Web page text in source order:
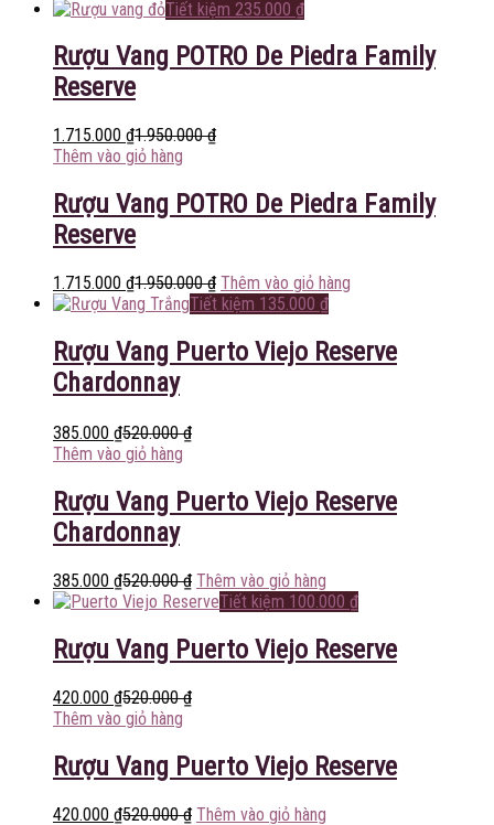
Tiết kiệm 235.000 ₫
Rượu Vang POTRO De Piedra Family
Reserve
1.715.000 ₫1.950.000₫
Thêm vào giỏ hàng
Rượu Vang POTRO De Piedra Family
Reserve
1.715.000 ₫1.950.000₫ Thêm vào giỏ hàng
Tiết kiệm 135.000 ₫
Rượu Vang Puerto Viejo Reserve
Chardonnay
385.000 ₫520.000₫
Thêm vào giỏ hàng
Rượu Vang Puerto Viejo Reserve
Chardonnay
385.000 ₫520.000₫ Thêm vào giỏ hàng
Tiết kiệm 100.000 ₫
Rượu Vang Puerto Viejo Reserve
420.000 ₫520.000₫
Thêm vào giỏ hàng
Rượu Vang Puerto Viejo Reserve
420.000 ₫520.000₫ Thêm vào giỏ hàng